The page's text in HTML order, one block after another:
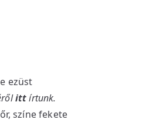
ezüst
ittírtunk.
színe fekete